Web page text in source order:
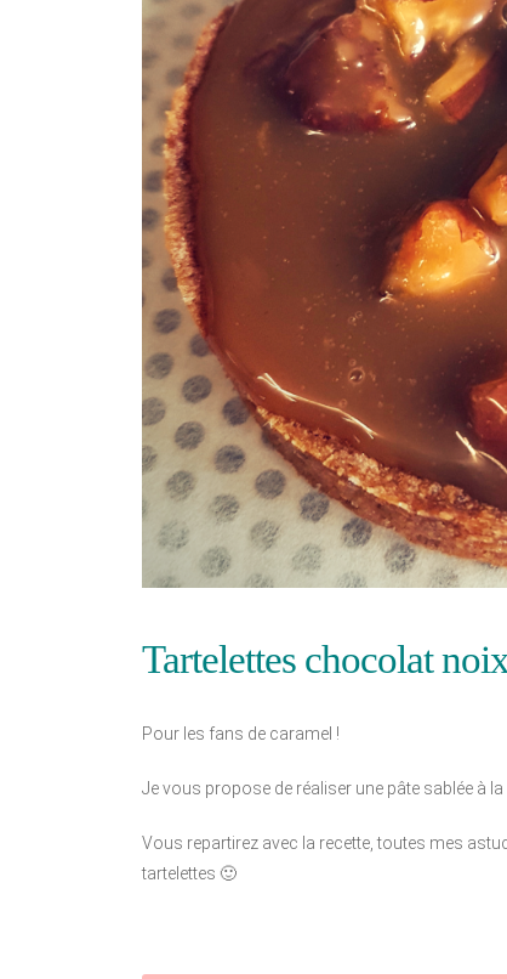
Tartelettes chocolat
Pour les fans de caramel !
Je vous propose de réaliser une pâte sablée à
Vous repartirez avec la recette, toutes mes
tartelettes 🙂